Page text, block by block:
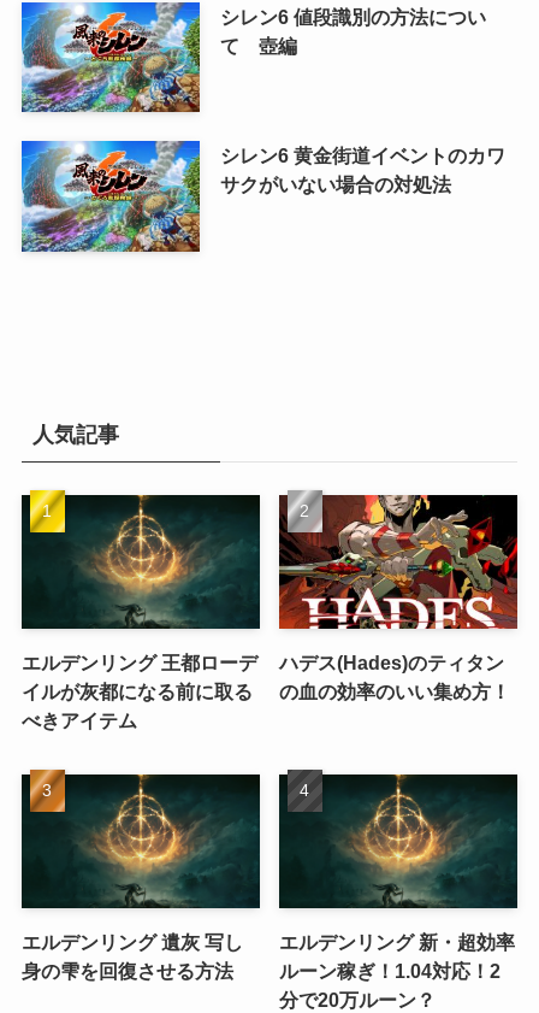
シレン6 値段識別の方法につい
て 壺編
シレン6 黄金街道イベントのカワ
サクがいない場合の対処法
人気記事
エルデンリング 王都ローデ
イルが灰都になる前に取る
べきアイテム
ハデス(Hades)のティタン
の血の効率のいい集め方！
エルデンリング 遺灰 写し
身の雫を回復させる方法
エルデンリング 新・超効率
ルーン稼ぎ！1.04対応！2
分で20万ルーン？